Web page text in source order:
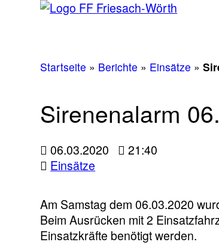
Startseite » Berichte » Einsätze »
Sirenenalarm
06.03.2020
21:40
Einsätze
Am Samstag dem 06.03.2020
Beim Ausrücken mit 2
Einsatzkräfte benötigt werden.